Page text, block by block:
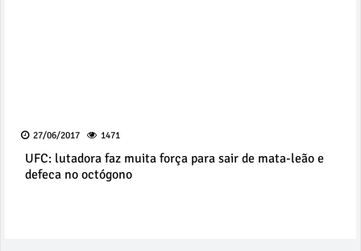
27/06/2017 1471
UFC: lutadora faz muita força para sair de mata-leão e
defeca no octógono